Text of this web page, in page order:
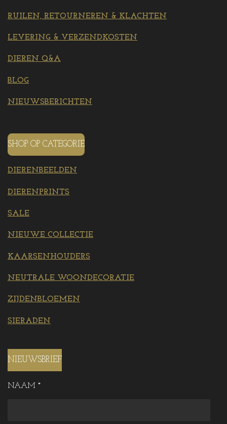
RUILEN, RETOURNEREN & KLACHTEN
LEVERING & VERZENDKOSTEN
DIEREN Q&A
BLOG
NIEUWSBERICHTEN
SHOP OP CATEGORIE
DIERENBEELDEN
DIERENPRINTS
SALE
NIEUWE COLLECTIE
KAARSENHOUDERS
NEUTRALE WOONDECORATIE
ZIJDENBLOEMEN
SIERADEN
NIEUWSBRIEF
NAAM *